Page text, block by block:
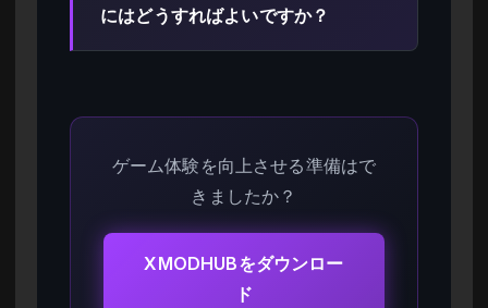
にはどうすればよいですか？
ゲーム体験を向上させる準備はで
きましたか？
XMODHUBをダウンロー
ド